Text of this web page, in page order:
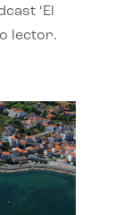
‘El
lector.